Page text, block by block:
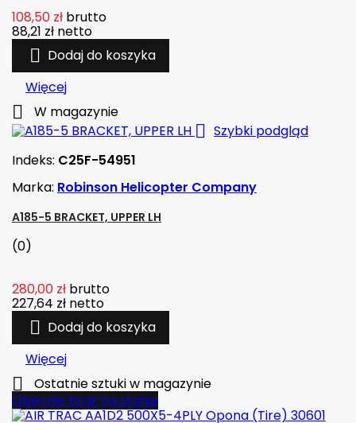
108,50 zł brutto
88,21 zł netto
 Dodaj do koszyka
Więcej
 W magazynie
 Szybki podgląd
Indeks: C25F-54951
Marka: Robinson Helicopter Company
A185-5 BRACKET, UPPER LH
(0)
280,00 zł brutto
227,64 zł netto
 Dodaj do koszyka
Więcej

Ostatnie sztuki w magazynie
Obecnie brak na stanie